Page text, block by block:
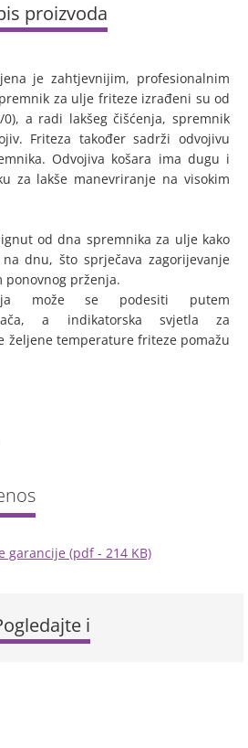
proizvoda
je zahtjevnijim, profesionalnim
za ulje friteze izrađeni su od
0), a radi lakšeg čišćenja, spremnik
Friteza također sadrži odvojivu
Odvojiva košara ima dugu i
za lakše manevriranje na visokim
od dna spremnika za ulje kako
dnu, što sprječava zagorijevanje
prženja.
može se podesiti putem
a indikatorska svjetla za
željene temperature friteze pomažu
garancije (pdf - 214 KB)
i